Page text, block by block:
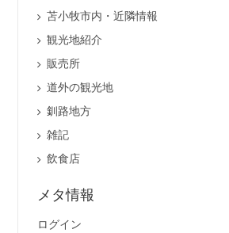
苫小牧市内・近隣情報
観光地紹介
販売所
道外の観光地
釧路地方
雑記
飲食店
メタ情報
ログイン